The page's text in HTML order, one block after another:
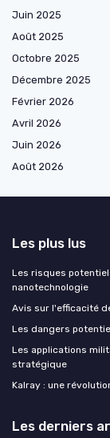
Juin 2025
Août 2025
Octobre 2025
Décembre 2025
Février 2026
Avril 2026
Juin 2026
Août 2026
Les plus lus
Les risques
nanotechnologie
Avis sur l'efficacité
Les dangers
Les applications
stratégique
Kalray : une
Les derniers